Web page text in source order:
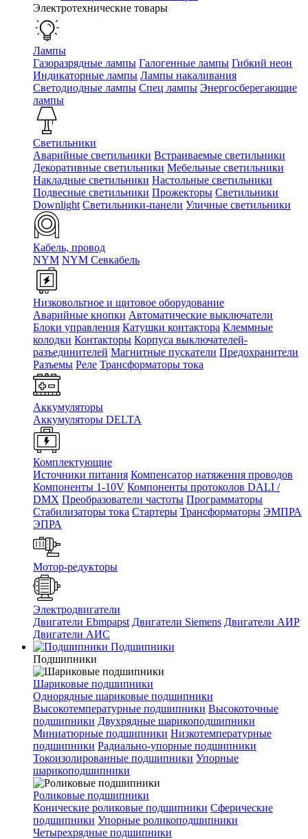
Электротехнические товары
Лампы
Газоразрядные лампы Галогенные лампы Гибкий неон
Индикаторные лампы Лампы накаливания
Светодиодные лампы Спец лампы Энергосберегающие
лампы
Светильники
Аварийные светильники Встраиваемые светильники
Декоративные светильники Мебельные светильники
Накладные светильники Настольные светильники
Подвесные светильники Прожекторы Светильники
Downlight Светильники-панели Уличные светильники
Кабель, провод
NYM NYM Севкабель
Низковольтное и щитовое оборудование
Аварийные кнопки Автоматические выключатели
Блоки управления Катушки контактора Клеммные
колодки Контакторы Корпуса выключателей-
разъединителей Магнитные пускатели Предохранители
Разъемы Реле Трансформаторы тока
Аккумуляторы
Аккумуляторы DELTA
Комплектующие
Источники питания Компенсатор натяжения проводов
Компоненты 1-10V Компоненты протоколов DALI /
DMX Преобразователи частоты Программаторы
Стабилизаторы тока Стартеры Трансформаторы ЭМПРА
ЭПРА
Мотор-редукторы
Электродвигатели
Двигатели Ebmpapst Двигатели Siemens Двигатели АИР
Двигатели АИС
Подшипники
Подшипники
Шариковые подшипники
Однорядные шариковые подшипники
Высокотемпературные подшипники Высокоточные
подшипники Двухрядные шарикоподшипники
Миниатюрные подшипники Низкотемпературные
подшипники Радиально-упорные подшипники
Токоизолированные подшипники Упорные
шарикоподшипники
Роликовые подшипники
Конические роликовые подшипники Сферические
подшипники Упорные роликоподшипники
Четырехрядные подшипники